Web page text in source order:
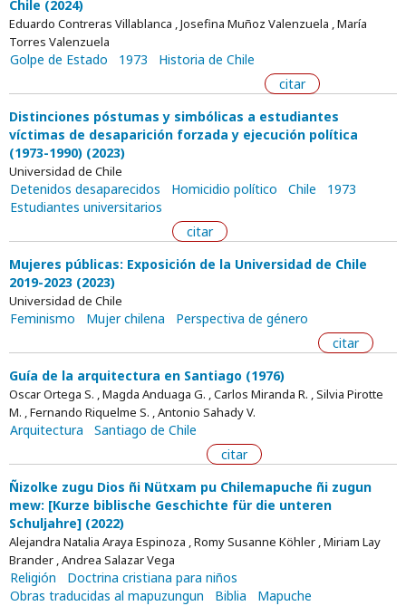
Chile (2024)
Eduardo Contreras Villablanca , Josefina Muñoz Valenzuela , María
Torres Valenzuela
Golpe de Estado 1973
Historia de Chile
citar
Distinciones póstumas y simbólicas a estudiantes
víctimas de desaparición forzada y ejecución política
(1973-1990) (2023)
Universidad de Chile
Detenidos desaparecidos Homicidio político Chile
1973
Estudiantes universitarios
citar
Mujeres públicas: Exposición de la Universidad de Chile
2019-2023 (2023)
Universidad de Chile
Feminismo Mujer chilena
Perspectiva de género
citar
Guía de la arquitectura en Santiago (1976)
Oscar Ortega S. , Magda Anduaga G. , Carlos Miranda R. , Silvia Pirotte
M. , Fernando Riquelme S. , Antonio Sahady V.
Arquitectura
Santiago de Chile
citar
Ñizolke zugu Dios ñi Nütxam pu Chilemapuche ñi zugun
mew: [Kurze biblische Geschichte für die unteren
Schuljahre] (2022)
Alejandra Natalia Araya Espinoza , Romy Susanne Köhler , Miriam Lay
Brander , Andrea Salazar Vega
Religión
Doctrina cristiana para niños
Obras traducidas al mapuzungun
Biblia
Mapuche